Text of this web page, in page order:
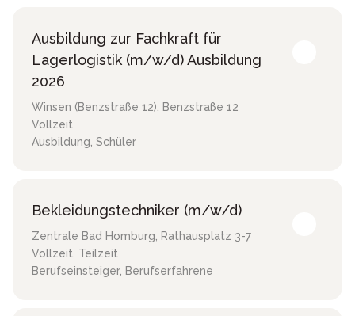
Ausbildung zur Fachkraft für
Lagerlogistik (m/w/d) Ausbildung
2026
Winsen (Benzstraße 12), Benzstraße 12
Vollzeit
Ausbildung, Schüler
Bekleidungstechniker (m/w/d)
Zentrale Bad Homburg, Rathausplatz 3-7
Vollzeit, Teilzeit
Berufseinsteiger, Berufserfahrene